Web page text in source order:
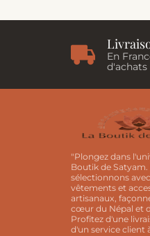
En
d'achats
"Plongez dans
Boutik de Satyam.
sélectionnons
vêtements et
artisanaux,
cœur du Népal et
Profitez d'une
d'un service client